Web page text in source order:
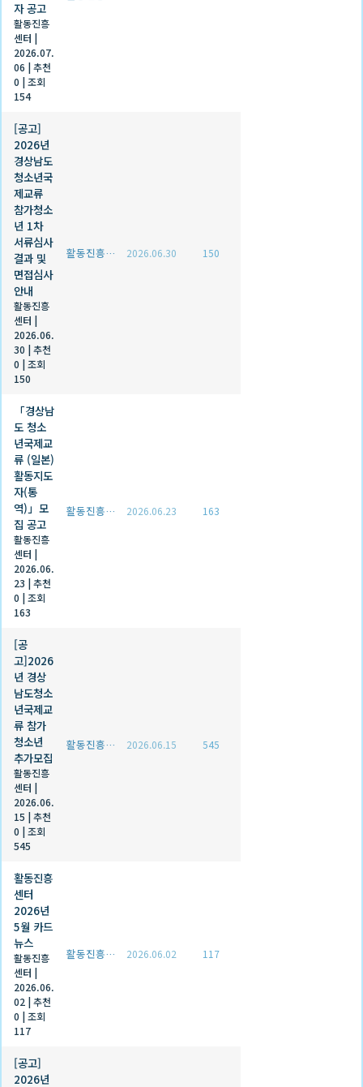
자 공고
활동진흥
센터 |
2026.07.
06 |추천
0 |조회
154
[공고]
2026년
경상남도
청소년국
제교류
참가청소
년 1차
서류심사
결과 및
면접심사
안내
활동진흥
센터 |
2026.06.
30 |추천
0 |조회
150
활동진흥센터 2026.06.30 150
「경상남
도 청소
년국제교
류 (일본)
활동지도
자(통
역)」모
집 공고
활동진흥
센터 |
2026.06.
23 |추천
0 |조회
163
활동진흥센터 2026.06.23 163
[공
고]2026
년 경상
남도청소
년국제교
류 참가
청소년
추가모집
활동진흥
센터 |
2026.06.
15 |추천
0 |조회
545
활동진흥센터 2026.06.15 545
활동진흥
센터
2026년
5월 카드
뉴스
활동진흥
센터 |
2026.06.
02 |추천
0 |조회
117
활동진흥센터 2026.06.02 117
[공고]
2026년